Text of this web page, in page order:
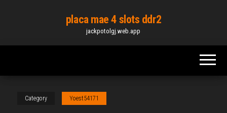
content
placa mae 4 slots ddr2
jackpotolgj.web.app
Category Yoest54171